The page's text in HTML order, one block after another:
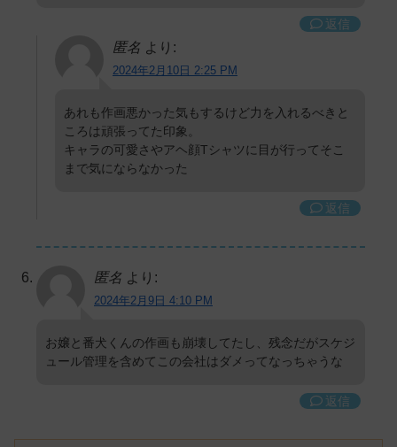
返信
匿名 より:
2024年2月10日 2:25 PM
あれも作画悪かった気もするけど力を入れるべきと
ころは頑張ってた印象。
キャラの可愛さやアヘ顔Tシャツに目が行ってそこ
まで気にならなかった
返信
匿名 より:
2024年2月9日 4:10 PM
お嬢と番犬くんの作画も崩壊してたし、残念だがスケジ
ュール管理を含めてこの会社はダメってなっちゃうな
返信